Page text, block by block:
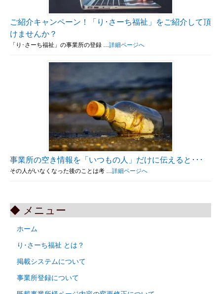
ご紹介キャンペーン！「り･さーち福祉」をご紹介して頂
けませんか？
「り･さーち福祉」の事業所の登録 … 詳細ページへ
事業所の空き情報を「いつもの人」だけに伝えると･･･
その人がいなくなった後のことは考 … 詳細ページへ
◆ メニュー
ホーム
り･さーち福祉 とは？
掲載システムについて
事業所登録について